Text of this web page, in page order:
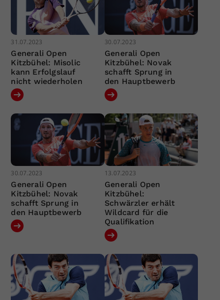
31.07.2023
Generali Open
Kitzbühel: Misolic
kann Erfolgslauf
nicht wiederholen
30.07.2023
Generali Open
Kitzbühel: Novak
schafft Sprung in
den Hauptbewerb
30.07.2023
Generali Open
Kitzbühel: Novak
schafft Sprung in
den Hauptbewerb
13.07.2023
Generali Open
Kitzbühel:
Schwärzler erhält
Wildcard für die
Qualifikation